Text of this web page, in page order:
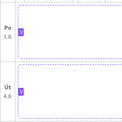
po
3.8.
V
út
4.8.
V